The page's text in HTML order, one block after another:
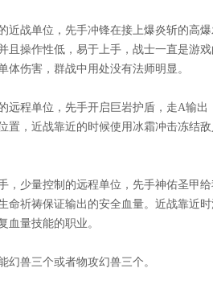
近战单位，先手冲锋在接上爆炎斩的高
且操作性低，易于上手，战士一直是游
体伤害，群战中用处没有法师明显。
远程单位，先手开启巨岩护盾，走A输出
置，近战靠近的时候使用冰霜冲击冻结
，少量控制的远程单位，先手神佑圣甲
命祈祷保证输出的安全血量。近战靠近
血量技能的职业。
幻兽三个或者物攻幻兽三个。